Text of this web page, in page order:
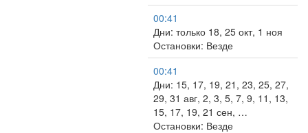
00:41
Дни: только 18, 25 окт, 1 ноя
Остановки: Везде
00:41
Дни: 15, 17, 19, 21, 23, 25, 27,
29, 31 авг, 2, 3, 5, 7, 9, 11, 13,
15, 17, 19, 21 сен, …
Остановки: Везде